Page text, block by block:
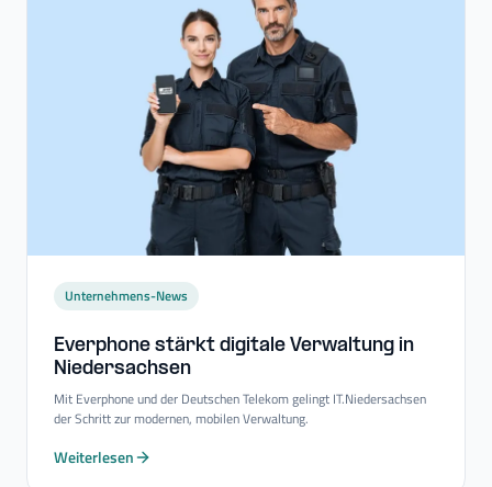
Unternehmens-News
Everphone stärkt digitale Verwaltung in
Niedersachsen
Mit Everphone und der Deutschen Telekom gelingt IT.Niedersachsen
der Schritt zur modernen, mobilen Verwaltung.
Weiterlesen